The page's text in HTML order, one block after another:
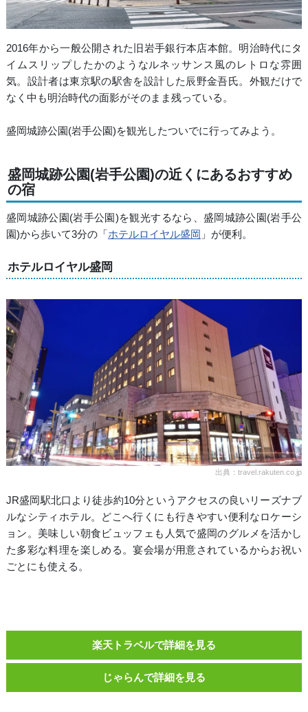
2016年から一般公開された旧岩手銀行本店本館。明治時代にタ
イムスリップしたかのようなルネッサンス風のレトロな雰囲
気。設計者は東京駅の駅舎を設計した辰野金吾氏。外観だけで
なく中も明治時代の面影がそのまま残っている。
盛岡城跡公園(岩手公園)を観光したついでに行ってみよう。
盛岡城跡公園(岩手公園)の近くにあるおすすめ
の宿
盛岡城跡公園(岩手公園)を観光するなら、盛岡城跡公園(岩手公
園)から歩いて3分の「ホテルロイヤル盛岡 」が便利。
ホテルロイヤル盛岡
出典：travel.rakuten.co.jp
JR盛岡駅北口より徒歩約10分というアクセスの良いリーズナブ
ルなシティホテル。どこへ行くにも行きやすい便利なロケーシ
ョン。美味しい朝食ビュッフェも人気で盛岡のグルメを活かし
た多彩な料理を楽しめる。宴会場が用意されているからお祝い
ごとにも使える。
楽天トラベルで詳細を見る
じゃらんで詳細を見る